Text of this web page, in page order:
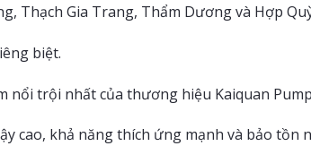
Thạch Gia Trang, Thẩm Dương và Hợp
biệt.
nổi trội nhất của thương hiệu Kaiquan
cao, khả năng thích ứng mạnh và bảo tồn